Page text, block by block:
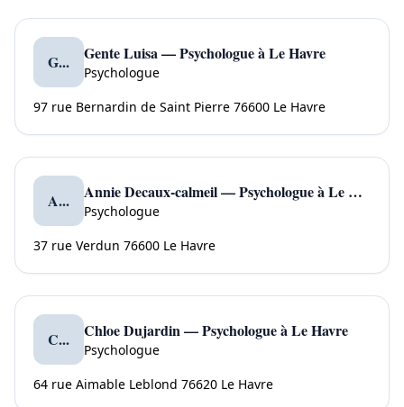
G... Gente Luisa — Psychologue à Le Havre
Psychologue
97 rue Bernardin de Saint Pierre 76600 Le Havre
A... Annie Decaux-calmeil — Psychologue à Le Havre
Psychologue
37 rue Verdun 76600 Le Havre
C... Chloe Dujardin — Psychologue à Le Havre
Psychologue
64 rue Aimable Leblond 76620 Le Havre